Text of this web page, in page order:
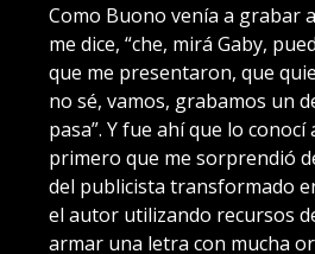
Como Buono venía a grabar
me dice, “che, mirá Gaby,
que me presentaron, que
no sé, vamos, grabamos un
pasa”. Y fue ahí que lo conocí
primero que me sorprendió
del publicista transformado
el autor utilizando recursos
armar una letra con mucha